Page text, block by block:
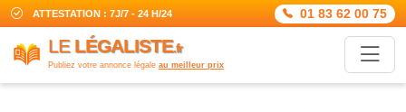
ATTESTATION : 7J/7 - 24 H/24 01 83 62 00 75
LE LÉGALISTE.fr
Publiez votre annonce légale au meilleur prix